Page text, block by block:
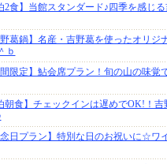
2食】当館スタンダード♪四季を感じ
野葛鍋】名産・吉野葛を使ったオリジ
ｂ
間限定】鮎会席プラン！旬の山の味覚
朝食】チェックインは遅めでOK!！
念日プラン】特別な日のお祝いに☆ワ